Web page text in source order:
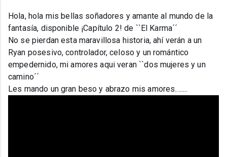
Hola, hola mis bellas soñadores y amante al mundo de la
fantasía, disponible ¡Capítulo 2! de ``El Karma´´
No se pierdan esta maravillosa historia, ahí verán a un
Ryan posesivo, controlador, celoso y un romántico
empedernido, mi amores aqui veran ``dos mujeres y un
camino´´
Les mando un gran beso y abrazo mis amores........